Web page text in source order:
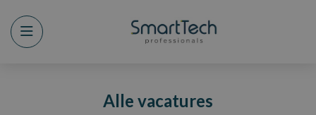
Menu
Alle vacatures